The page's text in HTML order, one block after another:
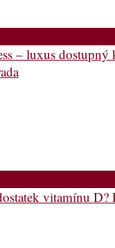
– luxus dostupný
vitamínu D?